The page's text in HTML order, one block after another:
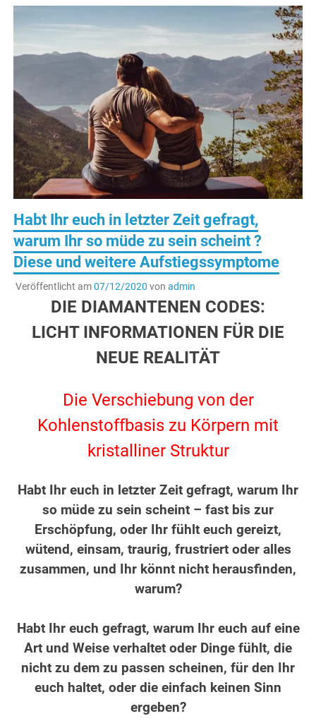
Habt Ihr euch in letzter Zeit gefragt,
warum Ihr so müde zu sein scheint ?
Diese und weitere Aufstiegssymptome
Veröffentlicht am07/12/2020 von admin
DIE DIAMANTENEN CODES:
LICHT INFORMATIONEN FÜR DIE
NEUE REALITÄT
Die Verschiebung von der
Kohlenstoffbasis zu Körpern mit
kristalliner Struktur
Habt Ihr euch in letzter Zeit gefragt, warum Ihr
so müde zu sein scheint – fast bis zur
Erschöpfung, oder Ihr fühlt euch gereizt,
wütend, einsam, traurig, frustriert oder alles
zusammen, und Ihr könnt nicht herausfinden,
warum?
Habt Ihr euch gefragt, warum Ihr euch auf eine
Art und Weise verhaltet oder Dinge fühlt, die
nicht zu dem zu passen scheinen, für den Ihr
euch haltet, oder die einfach keinen Sinn
ergeben?